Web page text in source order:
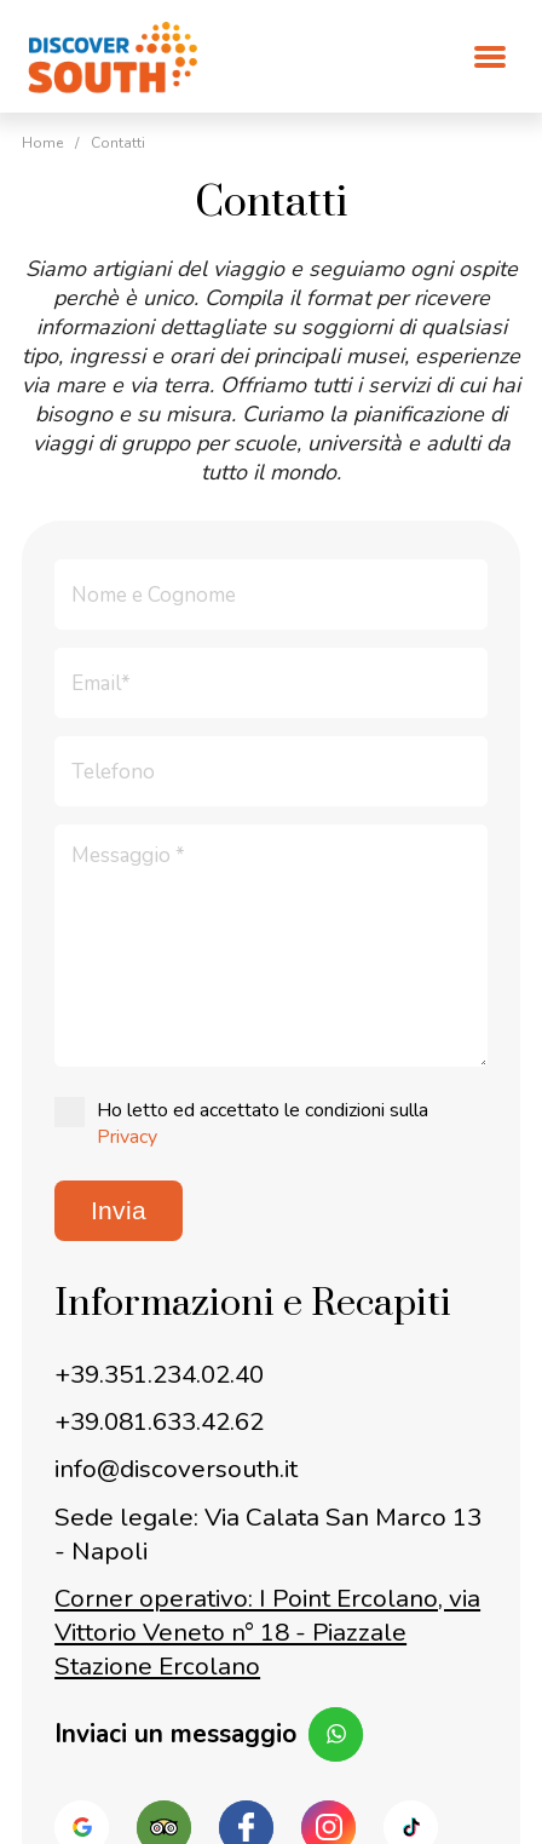
Home / Contatti
Contatti
Siamo artigiani del viaggio e seguiamo ogni ospite
perchè è unico. Compila il format per ricevere
informazioni dettagliate su soggiorni di qualsiasi
tipo, ingressi e orari dei principali musei, esperienze
via mare e via terra. Offriamo tutti i servizi di cui hai
bisogno e su misura. Curiamo la pianificazione di
viaggi di gruppo per scuole, università e adulti da
tutto il mondo.
Ho letto ed accettato le condizioni sulla
Privacy
Invia
Informazioni e Recapiti
+39.351.234.02.40
+39.081.633.42.62
info@discoversouth.it
Sede legale: Via Calata San Marco 13
- Napoli
Corner operativo: I Point Ercolano, via
Vittorio Veneto n° 18 - Piazzale
Stazione Ercolano
Inviaci un messaggio